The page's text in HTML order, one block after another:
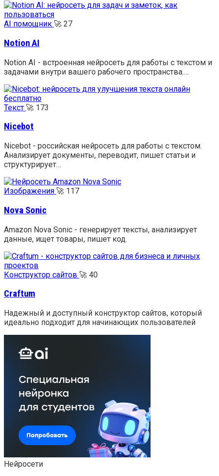
AI помощник 🚀 27
Notion AI
Notion AI - встроенная нейросеть для работы с текстом и
задачами внутри вашего рабочего пространства.…
Текст 🚀 173
Nicebot
Nicebot - российская нейросеть для работы с текстом.
Анализирует документы, переводит, пишет статьи и
структурирует…
Изображения 🚀 117
Nova Sonic
Amazon Nova Sonic - генерирует тексты, анализирует
данные, ищет товары, пишет код.
Конструктор сайтов 🚀 40
Craftum
Надежный и доступный конструктор сайтов, который
идеально подходит для начинающих пользователей
Нейросети